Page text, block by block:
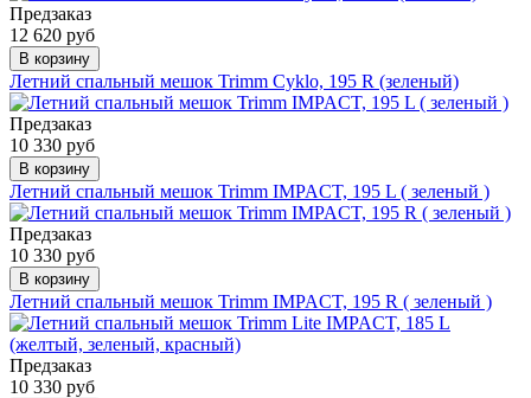
Предзаказ
12 620 руб
В корзину
Летний спальный мешок Trimm Cyklo, 195 R (зеленый)
Предзаказ
10 330 руб
В корзину
Летний спальный мешок Trimm IMPACT, 195 L ( зеленый )
Предзаказ
10 330 руб
В корзину
Летний спальный мешок Trimm IMPACT, 195 R ( зеленый )
Предзаказ
10 330 руб